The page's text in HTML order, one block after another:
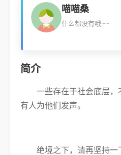
喵喵桑
什么都没有哦~~
简介
一些存在于社会底层
有人为他们发声。
绝境之下，请再坚持